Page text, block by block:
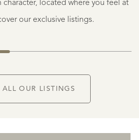
character, located where you feel at
our exclusive listings.
1.250.000
ALL OUR LISTINGS